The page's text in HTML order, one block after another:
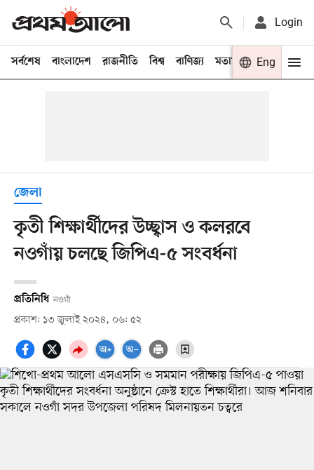
Login
সর্বশেষ বাংলাদেশ রাজনীতি বিশ্ব বাণিজ্য মতামত খেলা
Eng
জেলা
কৃতী শিক্ষার্থীদের উচ্ছ্বাস ও কলরবে
নওগাঁয় চলছে জিপিএ-৫ সংবর্ধনা
প্রতিনিধি নওগাঁ
প্রকাশ: ১৩ জুলাই ২০২৪, ০৬: ৫২